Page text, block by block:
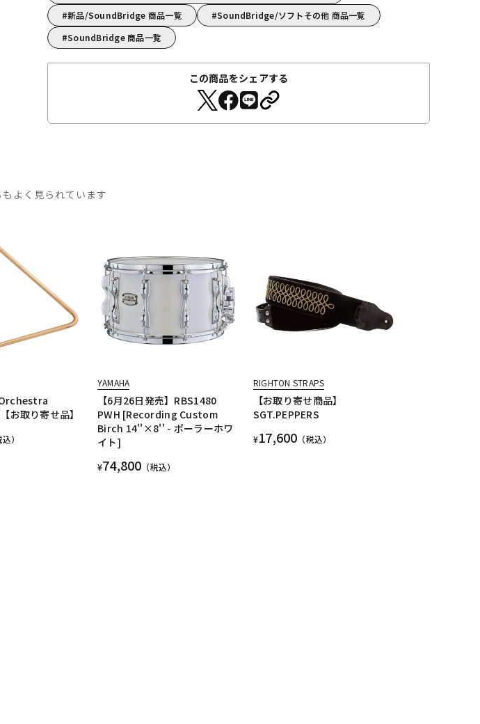
新品/SoundBridge 商品一覧
SoundBridge/ソフトその他 商品一覧
SoundBridge 商品一覧
この商品をシェアする
もよく見られています
お取り寄せ品】
込）
YAMAHA
【6月26日発売】RBS1480
PWH [Recording Custom
Birch 14''×8'' - ポーラーホワ
イト]
¥74,800 （税込）
RIGHTON STRAPS
【お取り寄せ商品】
SGT.PEPPERS
¥17,600 （税込）